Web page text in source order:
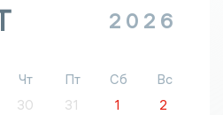
2026
Чт Пт Сб
Вс
30 31 1
2